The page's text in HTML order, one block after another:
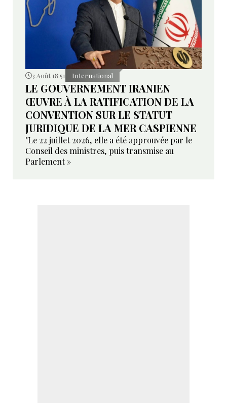
3 Août 18:51 International
LE GOUVERNEMENT IRANIEN
ŒUVRE À LA RATIFICATION DE LA
CONVENTION SUR LE STATUT
JURIDIQUE DE LA MER CASPIENNE
"Le 22 juillet 2026, elle a été approuvée par le
Conseil des ministres, puis transmise au
Parlement »